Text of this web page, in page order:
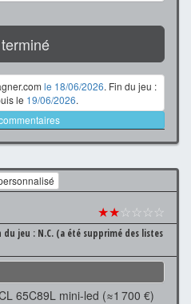
le 18/06/2026. Fin du jeu :
le 19/06/2026.
★★☆☆☆☆
du jeu : N.C. (a été supprimé des listes
65C89L mini-led (≈1 700 €)